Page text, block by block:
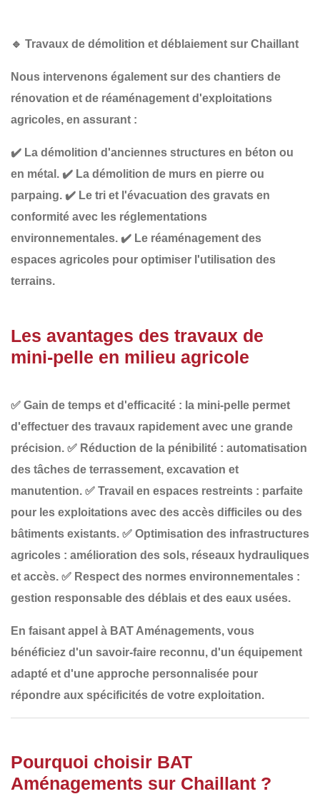
🔹 Travaux de démolition et déblaiement sur Chaillant
Nous intervenons également sur des chantiers de
rénovation et de réaménagement d'exploitations
agricoles, en assurant :
✔️ La démolition d'anciennes structures en béton ou
en métal. ✔️ La démolition de murs en pierre ou
parpaing. ✔️ Le tri et l'évacuation des gravats en
conformité avec les réglementations
environnementales. ✔️ Le réaménagement des
espaces agricoles pour optimiser l'utilisation des
terrains.
Les avantages des travaux de
mini-pelle en milieu agricole
✅ Gain de temps et d'efficacité : la mini-pelle permet
d'effectuer des travaux rapidement avec une grande
précision. ✅ Réduction de la pénibilité : automatisation
des tâches de terrassement, excavation et
manutention. ✅ Travail en espaces restreints : parfaite
pour les exploitations avec des accès difficiles ou des
bâtiments existants. ✅ Optimisation des infrastructures
agricoles : amélioration des sols, réseaux hydrauliques
et accès. ✅ Respect des normes environnementales :
gestion responsable des déblais et des eaux usées.
En faisant appel à BAT Aménagements, vous
bénéficiez d'un savoir-faire reconnu, d'un équipement
adapté et d'une approche personnalisée pour
répondre aux spécificités de votre exploitation.
Pourquoi choisir BAT
Aménagements sur Chaillant ?